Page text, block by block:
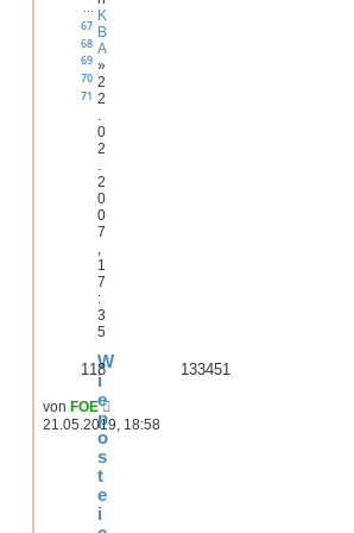
K
B
A
»
2
2
0
2
2
0
0
7
1
7
:
3
5
…
67
68
69
70
71
W
i
e
p
o
s
t
e
i
118 133451
vonFOE
21.05.2019, 18:58